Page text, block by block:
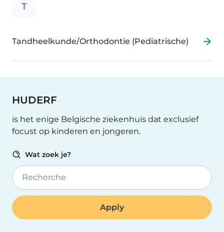
T
Tandheelkunde/Orthodontie (Pediatrische)
HUDERF
is het enige Belgische ziekenhuis dat exclusief
focust op kinderen en jongeren.
Wat zoek je?
Recherche